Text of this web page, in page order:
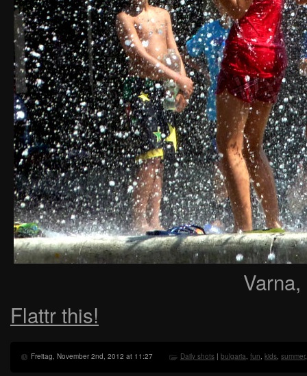
Flattr this!
Freitag, November 2nd, 2012 at 11:27 Daily shots | bulgaria, fun, kids, summer